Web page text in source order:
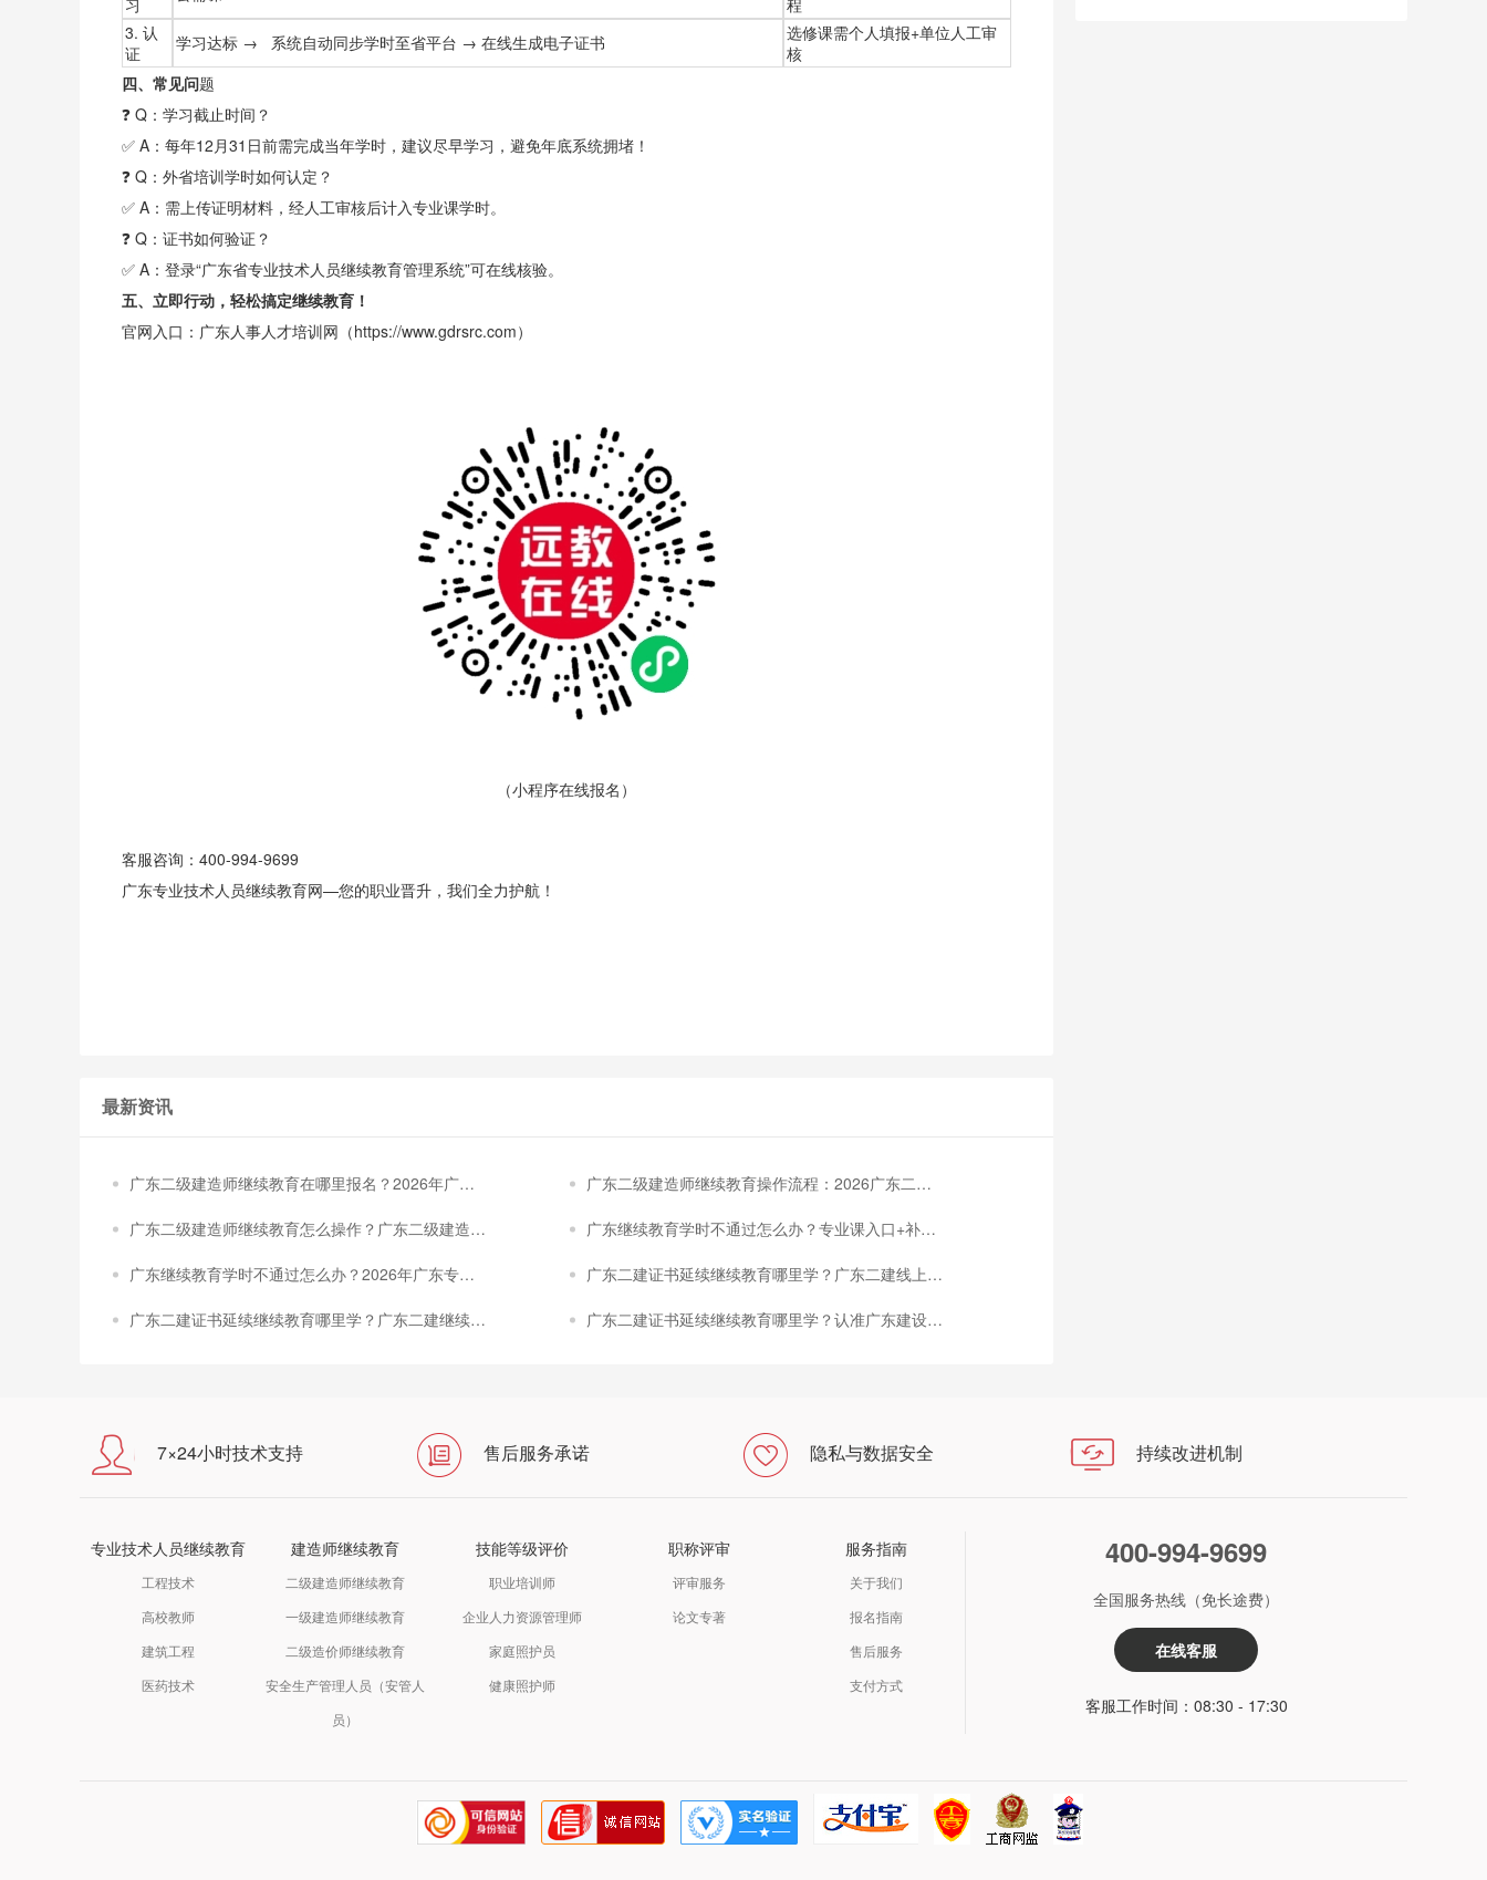
习
程
3. 认
证
学习达标 → 系统自动同步学时至省平台 → 在线生成电子证书
选修课需个人填报+单位人工审
核
四、常见问题
❓ Q：学习截止时间？
✅ A：每年12月31日前需完成当年学时，建议尽早学习，避免年底系统拥堵！
❓ Q：外省培训学时如何认定？
✅ A：需上传证明材料，经人工审核后计入专业课学时。
❓ Q：证书如何验证？
✅ A：登录“广东省专业技术人员继续教育管理系统”可在线核验。
五、立即行动，轻松搞定继续教育！
官网入口：广东人事人才培训网（https://www.gdrsrc.com）
（小程序在线报名）
客服咨询：400-994-9699
广东专业技术人员继续教育网—您的职业晋升，我们全力护航！
最新资讯
广东二级建造师继续教育在哪里报名？2026年广东
广东二级建造师继续教育操作流程：2026广东二级
广东二级建造师继续教育怎么操作？广东二级建造师
成120学时
广东继续教育学时不通过怎么办？专业课入口+补救
广东继续教育学时不通过怎么办？2026年广东专业
广东二建证书延续继续教育哪里学？广东二建线上继
设技能培训网
广东二建证书延续继续教育哪里学？广东二建继续教
广东二建证书延续继续教育哪里学？认准广东建设技
7×24小时技术支持 售后服务承诺 隐私与数据安全 持续改进机制
专业技术人员继续教育
工程技术
高校教师
建筑工程
医药技术
建造师继续教育
二级建造师继续教育
一级建造师继续教育
二级造价师继续教育
安全生产管理人员（安管人
员）
技能等级评价
职业培训师
企业人力资源管理师
家庭照护员
健康照护师
职称评审
评审服务
论文专著
服务指南
关于我们
报名指南
售后服务
支付方式
400-994-9699
全国服务热线（免长途费）
在线客服
客服工作时间：08:30 - 17:30